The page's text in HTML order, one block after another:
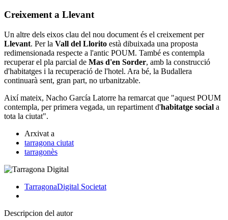
Creixement a Llevant
Un altre dels eixos clau del nou document és el creixement per
Llevant. Per la Vall del Llorito està dibuixada una proposta
redimensionada respecte a l'antic POUM. També es contempla
recuperar el pla parcial de Mas d'en Sorder, amb la construcció
d'habitatges i la recuperació de l'hotel. Ara bé, la Budallera
continuarà sent, gran part, no urbanitzable.
Així mateix, Nacho García Latorre ha remarcat que "aquest POUM
contempla, per primera vegada, un repartiment d'habitatge social a
tota la ciutat".
Arxivat a
tarragona ciutat
tarragonès
TarragonaDigital Societat
Descripcion del autor